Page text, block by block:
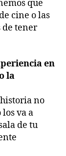
que
cine o las
de tener
en
la
no
va a
de tu